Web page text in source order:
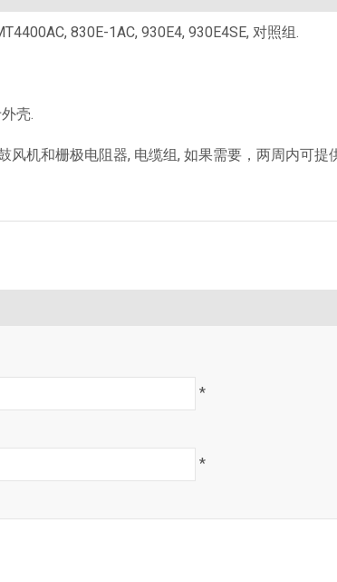
830E-1AC, 930E4, 930E4SE, 对照组.
壳.
风机和栅极电阻器, 电缆组, 如果需要，两周内可提
*
*